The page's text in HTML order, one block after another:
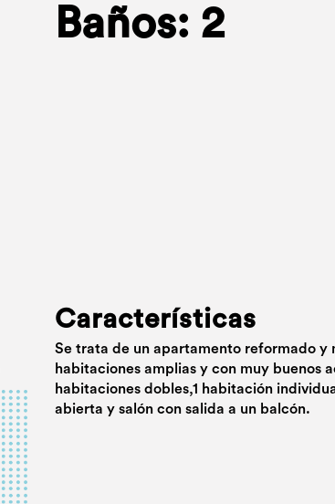
Baños: 2
Características
Se trata de un apartamento reformado y
habitaciones amplias y con muy buenos
habitaciones dobles,1 habitación
abierta y salón con salida a un balcón.